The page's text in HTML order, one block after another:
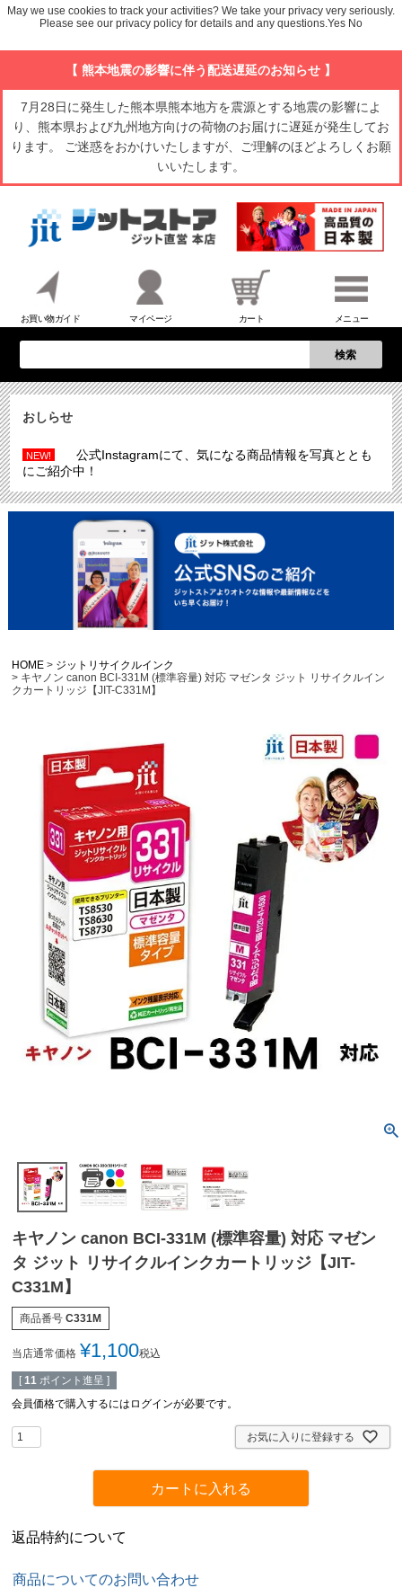
【 熊本地震の影響に伴う配送遅延のお知らせ 】
7月28日に発生した熊本県熊本地方を震源とする地震の影響によ
り、熊本県および九州地方向けの荷物のお届けに遅延が発生してお
ります。 ご迷惑をおかけいたしますが、ご理解のほどよろしくお願
いいたします。
お買い物ガイド マイページ カート メニュー
検索
おしらせ
NEW!
公式Instagramにて、気になる商品情報を写真ととも
にご紹介中！
HOME
ジットリサイクルインク
キヤノン canon BCI-331M (標準容量) 対応 マゼンタ ジット リサイクルイン
クカートリッジ【JIT-C331M】
キヤノン canon BCI-331M (標準容量) 対応 マゼン
タ ジット リサイクルインクカートリッジ【JIT-
C331M】
商品番号 C331M
当店通常価格 ¥1,100税込
[ 11 ポイント進呈 ]
会員価格で購入するにはログインが必要です。
お気に入りに登録する
カートに入れる
返品特約について
商品についてのお問い合わせ
May we use cookies to track your activities? We take your privacy very seriously.
Please see our privacy policy for details and any questions.Yes No